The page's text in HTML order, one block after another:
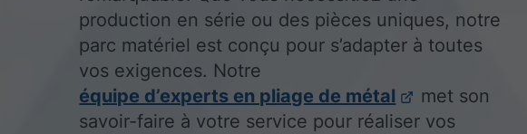
production en série ou des pièces uniques, notre
parc matériel est conçu pour s’adapter à toutes
vos exigences. Notre
équipe d’experts en pliage de métal
met son
savoir-faire à votre service pour réaliser vos